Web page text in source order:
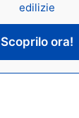
edilizie
Scoprilo ora!